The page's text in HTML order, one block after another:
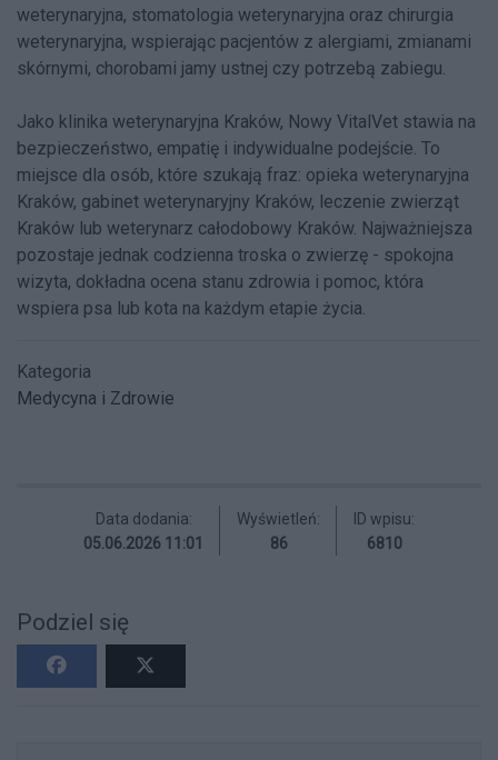
weterynaryjna, stomatologia weterynaryjna oraz chirurgia
weterynaryjna, wspierając pacjentów z alergiami, zmianami
skórnymi, chorobami jamy ustnej czy potrzebą zabiegu.
Jako klinika weterynaryjna Kraków, Nowy VitalVet stawia na
bezpieczeństwo, empatię i indywidualne podejście. To
miejsce dla osób, które szukają fraz: opieka weterynaryjna
Kraków, gabinet weterynaryjny Kraków, leczenie zwierząt
Kraków lub weterynarz całodobowy Kraków. Najważniejsza
pozostaje jednak codzienna troska o zwierzę - spokojna
wizyta, dokładna ocena stanu zdrowia i pomoc, która
wspiera psa lub kota na każdym etapie życia.
Kategoria
Medycyna i Zdrowie
Data dodania:
05.06.2026 11:01
Wyświetleń:
86
ID wpisu:
6810
Podziel się